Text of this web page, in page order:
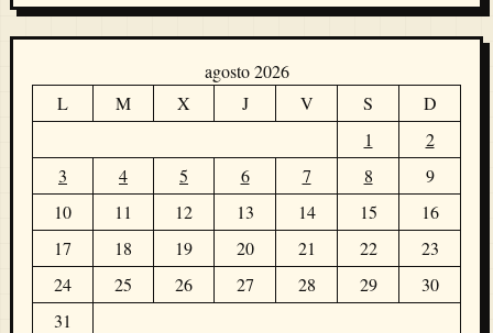
agosto 2026
L
M X J V S
D
1
2
3
4 5 6 7 8
9
10
11 12 13 14 15
16
17
18 19 20 21 22
23
24
25 26 27 28 29
30
31